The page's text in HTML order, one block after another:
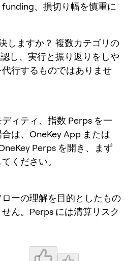
、損切り幅を慎重に
しますか？ 複数カテゴリの
し、実行と振り返りをしや
行するものではありませ
ィティ、指数 Perps を一
は、OneKey App または
Perps を開き、まず
ください。
ーの理解を目的としたもの
ん。Perps には清算リスク